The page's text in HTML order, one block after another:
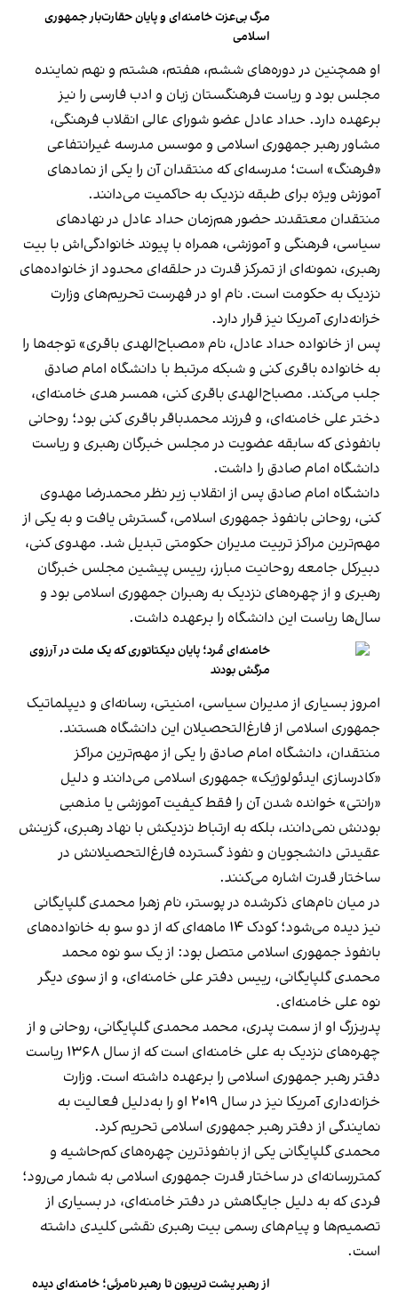
مرگ بی‌عزت خامنه‌ای و پایان حقارت‌بار جمهوری
اسلامی
او همچنین در دوره‌های ششم، هفتم، هشتم و نهم نماینده
مجلس بود و ریاست فرهنگستان زبان و ادب فارسی را نیز
برعهده دارد. حداد عادل عضو شورای عالی انقلاب فرهنگی،
مشاور رهبر جمهوری اسلامی و موسس مدرسه غیرانتفاعی
«فرهنگ» است؛ مدرسه‌ای که منتقدان آن را یکی از نمادهای
آموزش ویژه برای طبقه نزدیک به حاکمیت می‌دانند.
منتقدان معتقدند حضور هم‌زمان حداد عادل در نهادهای
سیاسی، فرهنگی و آموزشی، همراه با پیوند خانوادگی‌اش با بیت
رهبری، نمونه‌ای از تمرکز قدرت در حلقه‌ای محدود از خانواده‌های
نزدیک به حکومت است. نام او در فهرست تحریم‌های وزارت
خزانه‌داری آمریکا نیز قرار دارد.
پس از خانواده حداد عادل، نام «مصباح‌الهدی باقری» توجه‌ها را
به خانواده باقری کنی و شبکه مرتبط با دانشگاه امام صادق
جلب می‌کند. مصباح‌الهدی باقری کنی، همسر هدی خامنه‌ای،
دختر علی خامنه‌ای، و فرزند محمدباقر باقری کنی بود؛ روحانی
بانفوذی که سابقه عضویت در مجلس خبرگان رهبری و ریاست
دانشگاه امام صادق را داشت.
دانشگاه امام صادق پس از انقلاب زیر نظر محمدرضا مهدوی
کنی، روحانی بانفوذ جمهوری اسلامی، گسترش یافت و به یکی از
مهم‌ترین مراکز تربیت مدیران حکومتی تبدیل شد. مهدوی کنی،
دبیرکل جامعه روحانیت مبارز، رییس پیشین مجلس خبرگان
رهبری و از چهره‌های نزدیک به رهبران جمهوری اسلامی بود و
سال‌ها ریاست این دانشگاه را برعهده داشت.
خامنه‌ای مُرد؛ پایان دیکتاتوری که یک ملت در آرزوی
مرگش بودند
امروز بسیاری از مدیران سیاسی، امنیتی، رسانه‌ای و دیپلماتیک
جمهوری اسلامی از فارغ‌التحصیلان این دانشگاه هستند.
منتقدان، دانشگاه امام صادق را یکی از مهم‌ترین مراکز
«کادرسازی ایدئولوژیک» جمهوری اسلامی می‌دانند و دلیل
«رانتی» خوانده شدن آن را فقط کیفیت آموزشی یا مذهبی
بودنش نمی‌دانند، بلکه به ارتباط نزدیکش با نهاد رهبری، گزینش
عقیدتی دانشجویان و نفوذ گسترده فارغ‌التحصیلانش در
ساختار قدرت اشاره می‌کنند.
در میان نام‌های ذکرشده در پوستر، نام زهرا محمدی گلپایگانی
نیز دیده می‌شود؛ کودک ۱۴ ماهه‌ای که از دو سو به خانواده‌های
بانفوذ جمهوری اسلامی متصل بود: از یک سو نوه محمد
محمدی گلپایگانی، رییس دفتر علی خامنه‌ای، و از سوی دیگر
نوه علی خامنه‌ای.
پدربزرگ او از سمت پدری، محمد محمدی گلپایگانی، روحانی و از
چهره‌های نزدیک به علی خامنه‌ای است که از سال ۱۳۶۸ ریاست
دفتر رهبر جمهوری اسلامی را برعهده داشته است. وزارت
خزانه‌داری آمریکا نیز در سال ۲۰۱۹ او را به‌دلیل فعالیت به
نمایندگی از دفتر رهبر جمهوری اسلامی تحریم کرد.
محمدی گلپایگانی یکی از بانفوذترین چهره‌های کم‌حاشیه و
کمتررسانه‌ای در ساختار قدرت جمهوری اسلامی به شمار می‌رود؛
فردی که به دلیل جایگاهش در دفتر خامنه‌ای، در بسیاری از
تصمیم‌ها و پیام‌های رسمی بیت رهبری نقشی کلیدی داشته
است.
از رهبر پشت تریبون تا رهبر نامرئی؛ خامنه‌ای دیده